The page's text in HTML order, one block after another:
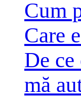
Cum
Care
De
mă